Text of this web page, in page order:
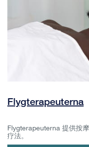
Flygterapeuterna
Flygterapeuterna 提供按
疗法。